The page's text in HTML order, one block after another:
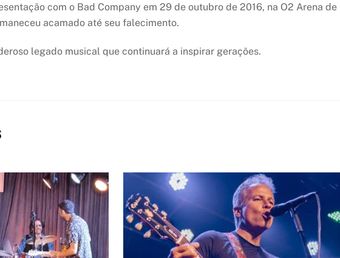
com o Bad Company em 29 de outubro de 2016, na O2 Arena
acamado até seu falecimento.
legado musical que continuará a inspirar gerações.